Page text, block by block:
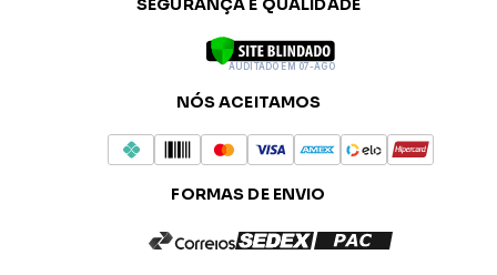
SEGURANÇA E QUALIDADE
AUDITADO EM 07-AGO
NÓS ACEITAMOS
FORMAS DE ENVIO